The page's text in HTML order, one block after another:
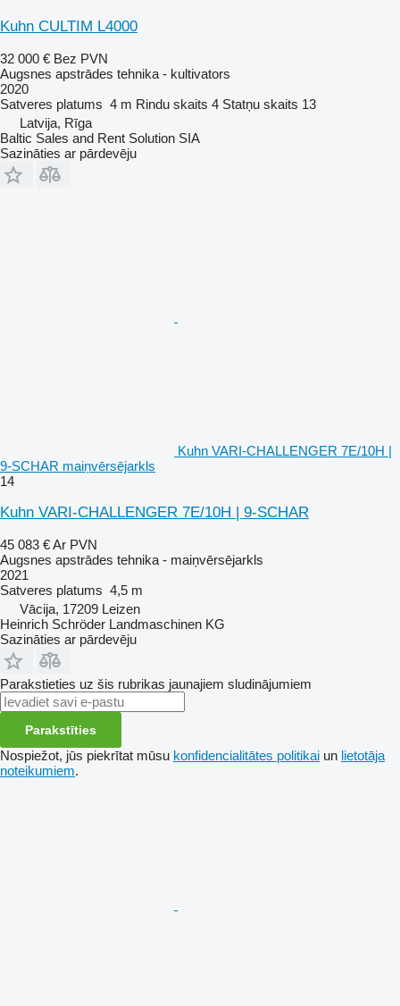
Kuhn CULTIM L4000
32 000 € Bez PVN
Augsnes apstrādes tehnika - kultivators
2020
Satveres platums 4 m Rindu skaits 4 Statņu skaits 13
Latvija, Rīga
Baltic Sales and Rent Solution SIA
Sazināties ar pārdevēju
Kuhn VARI-CHALLENGER 7E/10H |
9-SCHAR maiņvērsējarkls
14
Kuhn VARI-CHALLENGER 7E/10H | 9-SCHAR
45 083 €Ar PVN
Augsnes apstrādes tehnika - maiņvērsējarkls
2021
Satveres platums 4,5 m
Vācija, 17209 Leizen
Heinrich Schröder Landmaschinen KG
Sazināties ar pārdevēju
Parakstieties uz šis rubrikas jaunajiem sludinājumiem
Parakstīties
Nospiežot, jūs piekrītat mūsu konfidencialitātes politikai un lietotāja
noteikumiem.